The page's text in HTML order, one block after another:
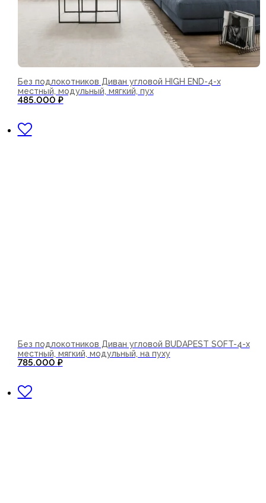
Без подлокотников Диван угловой HIGH END-4-х
местный, модульный, мягкий, пух
485.000 ₽
Без подлокотников Диван угловой BUDAPEST SOFT-4-х
местный, мягкий, модульный, на пуху
785.000 ₽